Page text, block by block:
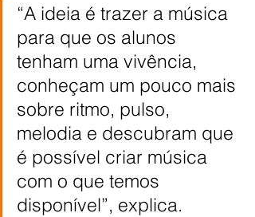
“A ideia é trazer a música
para que os alunos
tenham uma vivência,
conheçam um pouco mais
sobre ritmo, pulso,
melodia e descubram que
é possível criar música
com o que temos
disponível”, explica.